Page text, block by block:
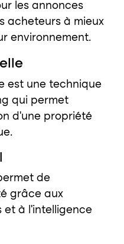
les annonces
acheteurs à mieux
environnement.
est une technique
qui permet
d’une propriété
de
grâce aux
à l’intelligence